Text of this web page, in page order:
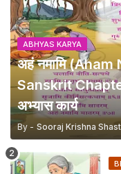
ABHYAS KARYA
अहं नमामि
Sanskrit
अभ्यास कार्य
By - Sooraj Krishna